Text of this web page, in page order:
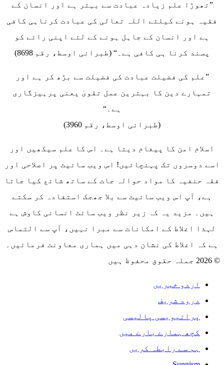
”تھوڑا علم زیادہ عبادت سے بہتر ہے اور انسان کے
فقیہ ہونے کیلئے اللہ تعالی کی عبادت کرناہی کافی
ہے اور انسان کے جاہل ہونے کے لئے اپنی رائے کو
پسند کرنا ہی کافی ہے۔“ (طبرانی اوسط، رقم 8698)
”علم کی فضیلت عبادت کی فضیلت سے بڑھ کر ہے اور
تمہارے دین کا بہترین عمل تقویٰ یعنی پرہیزگاری
ہے۔“
(طبرانی اوسط، رقم 3960)
اسلام امن کا پیغام دیتا ہے۔ اس کا علم سیکھیں اور
اسے دوسروں تک پہنچائیں! اس ویب سائیٹ پر اصلاحی اور
فقہ حنفیہ کا مواد حوالہ جات کے ساتھ شائع کیا جاتا
ہے، آپ اس ویب سائیٹ سے بلا جھجک استفادہ کر سکتے
ہیں۔ مزید یہ کہ زیر نظر ویب سائٹ انسانی کاوش ہے
لہذا اغلاط کے امکانات سے مبرا نہیں، آپ سے التماس
ہے کہ اغلاط کی نشان دہی میں ہماری معاونت فرمائیں۔
© 2026 جملہ حقوق محفوظ ہیں
اردو خبریں
درود شریف
پرائیویسی پالیسی
کچھ ہمارے بارے میں
ہم سے رابطہ کریں